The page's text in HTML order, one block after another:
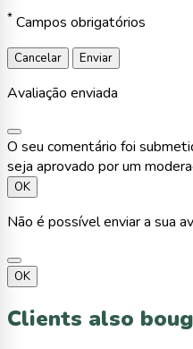
* Campos obrigatórios
Cancelar Enviar
Avaliação enviada
O seu comentário foi
seja aprovado por um
OK
Não é possível enviar a sua
OK
Clients also